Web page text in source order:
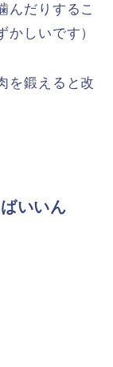
んだりするこ
かしいです）
を鍛えると改
いいん